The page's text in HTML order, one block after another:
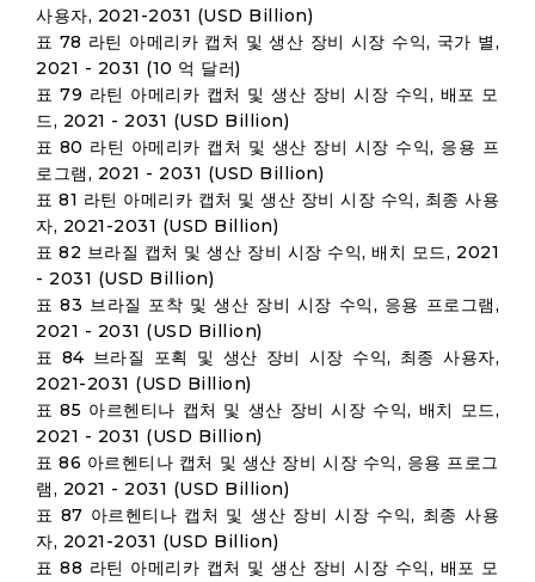
사용자, 2021-2031 (USD Billion)
표 78 라틴 아메리카 캡처 및 생산 장비 시장 수익, 국가 별,
2021 - 2031 (10 억 달러)
표 79 라틴 아메리카 캡처 및 생산 장비 시장 수익, 배포 모
드, 2021 - 2031 (USD Billion)
표 80 라틴 아메리카 캡처 및 생산 장비 시장 수익, 응용 프
로그램, 2021 - 2031 (USD Billion)
표 81 라틴 아메리카 캡처 및 생산 장비 시장 수익, 최종 사용
자, 2021-2031 (USD Billion)
표 82 브라질 캡처 및 생산 장비 시장 수익, 배치 모드, 2021
- 2031 (USD Billion)
표 83 브라질 포착 및 생산 장비 시장 수익, 응용 프로그램,
2021 - 2031 (USD Billion)
표 84 브라질 포획 및 생산 장비 시장 수익, 최종 사용자,
2021-2031 (USD Billion)
표 85 아르헨티나 캡처 및 생산 장비 시장 수익, 배치 모드,
2021 - 2031 (USD Billion)
표 86 아르헨티나 캡처 및 생산 장비 시장 수익, 응용 프로그
램, 2021 - 2031 (USD Billion)
표 87 아르헨티나 캡처 및 생산 장비 시장 수익, 최종 사용
자, 2021-2031 (USD Billion)
표 88 라틴 아메리카 캡처 및 생산 장비 시장 수익, 배포 모